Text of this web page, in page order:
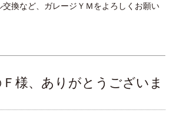
交換など、ガレージＹＭをよろしくお願い
様、ありがとうございま